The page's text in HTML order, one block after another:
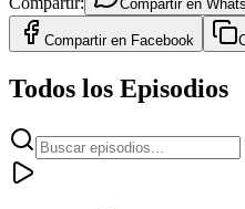
Compartir en
Compartir en Facebook
Todos los Episodios